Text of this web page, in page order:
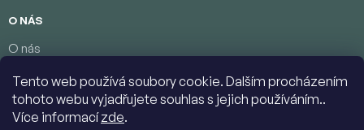
Tento web používá soubory cookie. Dalším procházením
tohoto webu vyjadřujete souhlas s jejich používáním..
Více informacízde.
O NÁS
O nás
Podmínky ochrany osobních údajů
Kontakty